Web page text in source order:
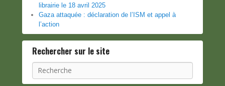
librairie le 18 avril 2025
Gaza attaquée : déclaration de l’ISM et appel à
l’action
Rechercher sur le site
Recherche